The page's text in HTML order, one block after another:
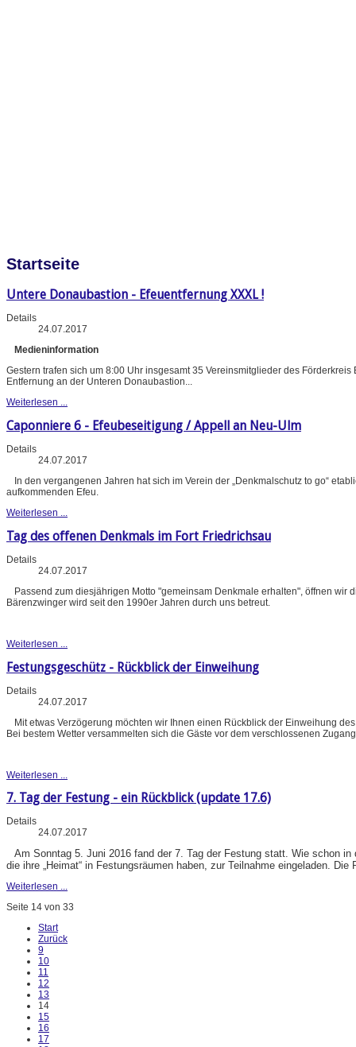
Startseite
Untere Donaubastion - Efeuentfernung XXXL !
Details
24.07.2017
Medieninformation
Gestern trafen sich um 8:00 Uhr insgesamt 35 Vereinsmitglieder des
Entfernung an der Unteren Donaubastion...
Weiterlesen ...
Caponniere 6 - Efeubeseitigung / Appell an Neu-Ulm
Details
24.07.2017
In den vergangenen Jahren hat sich im Verein der „Denkmalschutz to go“
aufkommenden Efeu.
Weiterlesen ...
Tag des offenen Denkmals im Fort Friedrichsau
Details
24.07.2017
Passend zum diesjährigen Motto "gemeinsam Denkmale erhalten", öffnen wir
Bärenzwinger wird seit den 1990er Jahren durch uns betreut.
Weiterlesen ...
Festungsgeschütz - Rückblick der Einweihung
Details
24.07.2017
Mit etwas Verzögerung möchten wir Ihnen einen Rückblick der Einweihung
Bei bestem Wetter versammelten sich die Gäste vor dem verschlossenen
Weiterlesen ...
7. Tag der Festung - ein Rückblick (update 17.6)
Details
24.07.2017
Am Sonntag 5. Juni 2016 fand der 7. Tag der Festung statt. Wie schon
die ihre „Heimat“ in Festungsräumen haben, zur Teilnahme eingeladen.
Weiterlesen ...
Seite 14 von 33
Start
Zurück
9
10
11
12
13
14
15
16
17